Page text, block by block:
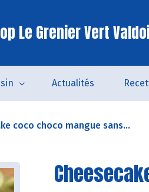
Le Grenier Vert
Actualités
coco choco mangue sans...